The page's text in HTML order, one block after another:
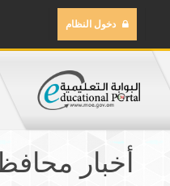
دخول النظام
أخبار